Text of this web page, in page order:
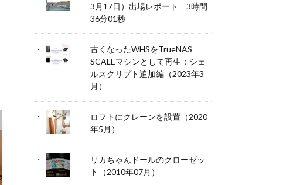
3月17日）出場レポート 3時間
36分01秒
古くなったWHSをTrueNAS
SCALEマシンとして再生：シェ
ルスクリプト追加編（2023年3
月）
ロフトにクレーンを設置（2020
年5月）
リカちゃんドールのクローゼッ
ト（2010年07月）